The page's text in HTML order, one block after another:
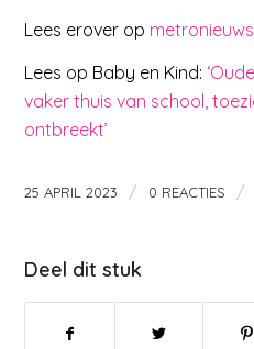
Lees erover op metronieuws
Lees op Baby en Kind:
vaker thuis van school,
ontbreekt’
25 APRIL 2023 / 0 REACTIES /
Deel dit stuk